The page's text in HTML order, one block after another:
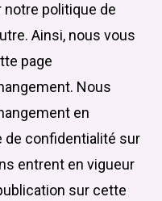
politique de
Ainsi, nous vous
page
Nous
en
de confidentialité sur
entrent en vigueur
sur cette